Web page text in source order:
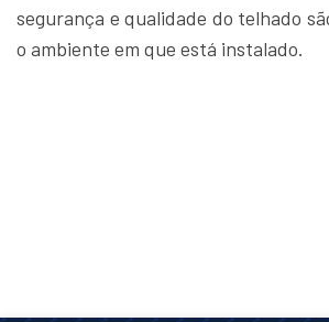
segurança e qualidade do telhado
o ambiente em que está instalado.